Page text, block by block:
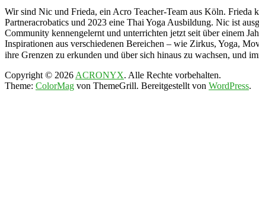
Wir sind Nic und Frieda, ein Acro Teacher-Team aus Köln. Frieda
Partneracrobatics und 2023 eine Thai Yoga Ausbildung. Nic ist
Community kennengelernt und unterrichten jetzt seit über einem
Inspirationen aus verschiedenen Bereichen – wie Zirkus, Yoga,
ihre Grenzen zu erkunden und über sich hinaus zu wachsen, und
Copyright © 2026 ACRONYX. Alle Rechte vorbehalten.
Theme: ColorMag von ThemeGrill. Bereitgestellt von WordPress.